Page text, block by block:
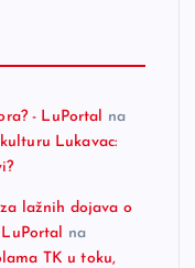
- LuPortal
na
Lukavac:
lažnih dojava o
na
TK u toku,